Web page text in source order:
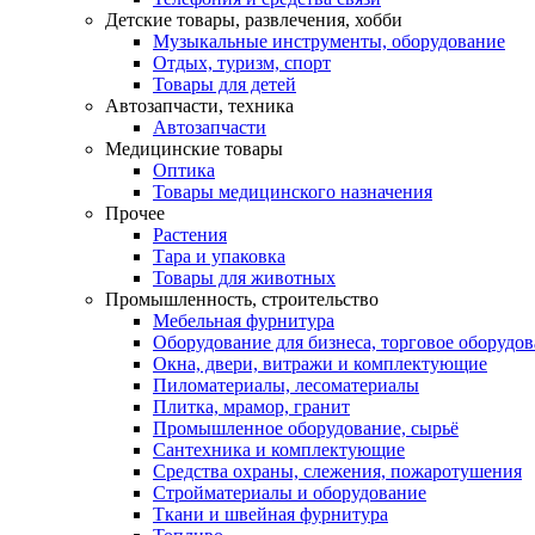
Детские товары, развлечения, хобби
Музыкальные инструменты, оборудование
Отдых, туризм, спорт
Товары для детей
Автозапчасти, техника
Автозапчасти
Медицинские товары
Оптика
Товары медицинского назначения
Прочее
Растения
Тара и упаковка
Товары для животных
Промышленность, строительство
Мебельная фурнитура
Оборудование для бизнеса, торговое
Окна, двери, витражи и комплектующие
Пиломатериалы, лесоматериалы
Плитка, мрамор, гранит
Промышленное оборудование, сырьё
Сантехника и комплектующие
Средства охраны, слежения, пожаротушения
Стройматериалы и оборудование
Ткани и швейная фурнитура